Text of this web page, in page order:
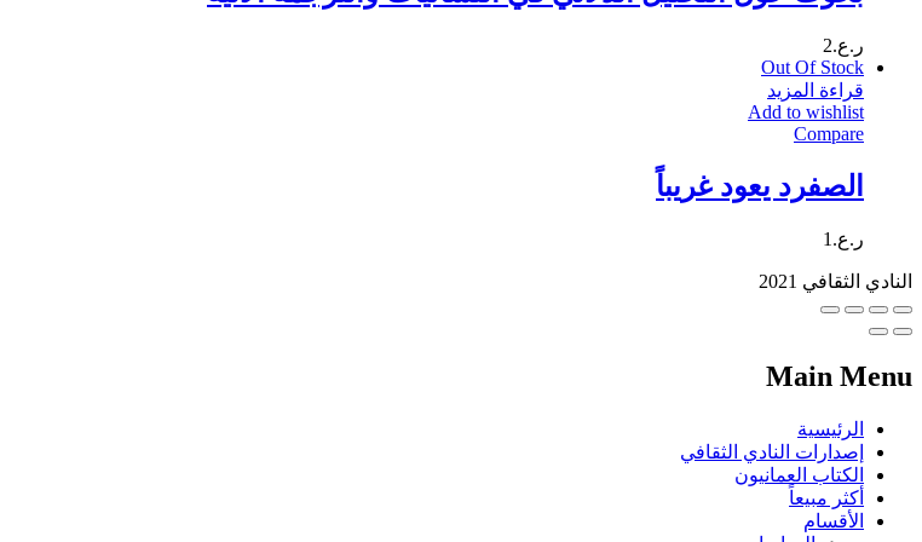
ر.ع.2
Out Of Stock
قراءة المزيد
Add to wishlist
Compare
الصفرد يعود غريباً
ر.ع. 1
النادي الثقافي 2021
Main Menu
الرئيسية
إصدارات النادي الثقافي
الكتاب العمانيون
أكثر مبيعاً
الأقسام